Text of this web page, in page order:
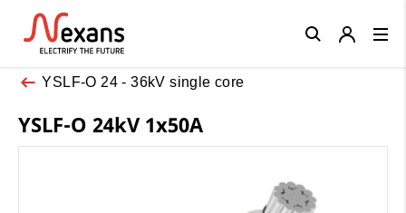
YSLF-O 24 - 36kV single core
YSLF-O 24kV 1x50A
Close